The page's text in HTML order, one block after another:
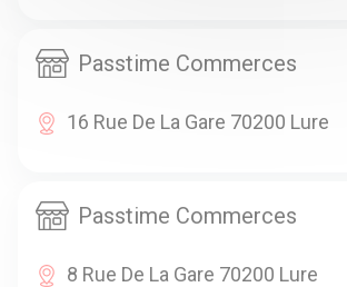
Passtime Commerces
16 Rue De La Gare 70200 Lure
Passtime Commerces
8 Rue De La Gare 70200 Lure